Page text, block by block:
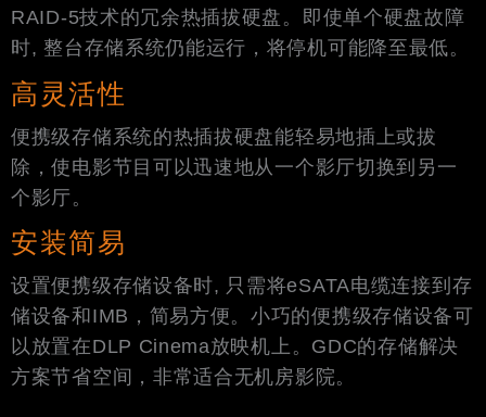
RAID-5技术的冗余热插拔硬盘。即使单个硬盘故障
时, 整台存储系统仍能运行，将停机可能降至最低。
高灵活性
便携级存储系统的热插拔硬盘能轻易地插上或拔
除，使电影节目可以迅速地从一个影厅切换到另一
个影厅。
安装简易
设置便携级存储设备时, 只需将eSATA电缆连接到存
储设备和IMB，简易方便。小巧的便携级存储设备可
以放置在DLP Cinema放映机上。GDC的存储解决
方案节省空间，非常适合无机房影院。